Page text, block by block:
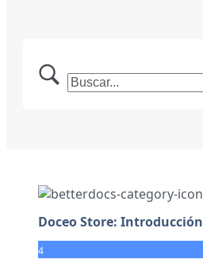
Doceo Store: Introducción
4